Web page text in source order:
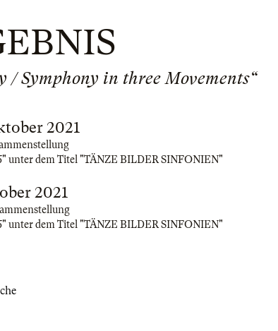
/ Symphony in three Movements“
2021
unter dem Titel "TÄNZE BILDER SINFONIEN"
2021
unter dem Titel "TÄNZE BILDER SINFONIEN"